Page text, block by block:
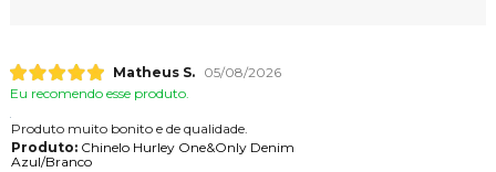
Matheus S.
05/08/2026
Eu recomendo esse produto.
Produto muito bonito e de qualidade.
Produto:Chinelo Hurley One&Only Denim
Azul/Branco